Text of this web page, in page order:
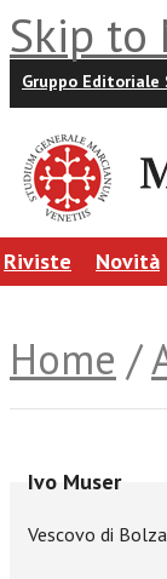
Skip to
Gruppo Editoriale
Riviste Novità
Home /
Ivo Muser
Vescovo di